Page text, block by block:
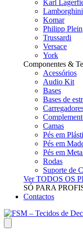
Karl
Lamborghini
Komar
Philipp Plein
Trussardi
Versace
York
Componentes &
Acessórios
Audio Kit
Bases
Bases de
Camas
Pés em
Pés em
Pés em
Rodas
Suporte de
Ver TODOS OS
SÓ PARA
Contactos